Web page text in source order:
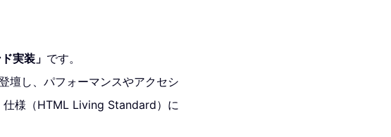
実装」 です。
壇し、パフォーマンスやアクセシ
仕様（HTML Living Standard）に